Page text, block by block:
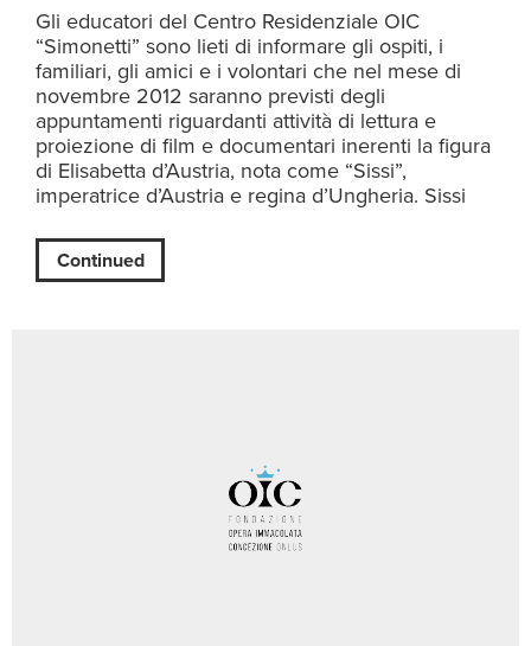
Gli educatori del Centro Residenziale OIC
“Simonetti” sono lieti di informare gli ospiti, i
familiari, gli amici e i volontari che nel mese di
novembre 2012 saranno previsti degli
appuntamenti riguardanti attività di lettura e
proiezione di film e documentari inerenti la figura
di Elisabetta d’Austria, nota come “Sissi”,
imperatrice d’Austria e regina d’Ungheria. Sissi
Continued